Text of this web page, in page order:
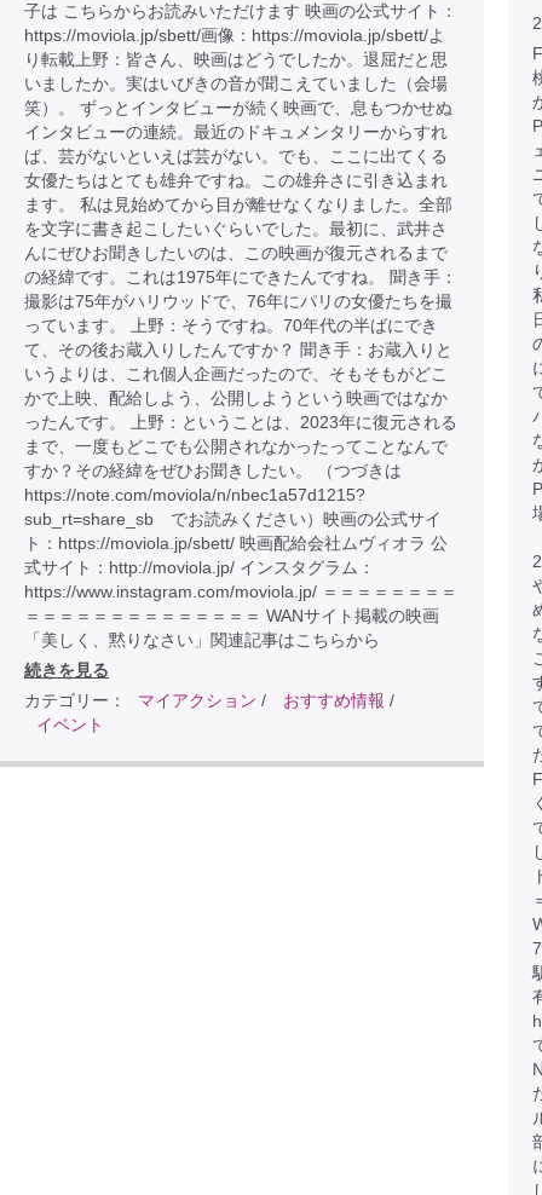
子は こちらからお読みいただけます 映画の公式サイト：
https://moviola.jp/sbett/画像：https://moviola.jp/sbett/よ
り転載上野：皆さん、映画はどうでしたか。退屈だと思
いましたか。実はいびきの音が聞こえていました（会場
笑）。 ずっとインタビューが続く映画で、息もつかせぬ
インタビューの連続。最近のドキュメンタリーからすれ
ば、芸がないといえば芸がない。でも、ここに出てくる
女優たちはとても雄弁ですね。この雄弁さに引き込まれ
ます。 私は見始めてから目が離せなくなりました。全部
を文字に書き起こしたいぐらいでした。最初に、武井さ
んにぜひお聞きしたいのは、この映画が復元されるまで
の経緯です。これは1975年にできたんですね。 聞き手：
撮影は75年がハリウッドで、76年にパリの女優たちを撮
っています。 上野：そうですね。70年代の半ばにでき
て、その後お蔵入りしたんですか？ 聞き手：お蔵入りと
いうよりは、これ個人企画だったので、そもそもがどこ
かで上映、配給しよう、公開しようという映画ではなか
ったんです。 上野：ということは、2023年に復元される
まで、一度もどこでも公開されなかったってことなんで
すか？その経緯をぜひお聞きしたい。 （つづきは
https://note.com/moviola/n/nbec1a57d1215?
sub_rt=share_sb でお読みください）映画の公式サイ
ト：https://moviola.jp/sbett/ 映画配給会社ムヴィオラ 公
式サイト：http://moviola.jp/ インスタグラム：
https://www.instagram.com/moviola.jp/ ＝＝＝＝＝＝＝＝
＝＝＝＝＝＝＝＝＝＝＝＝＝＝ WANサイト掲載の映画
「美しく、黙りなさい」関連記事はこちらから
続きを見る
カテゴリー：
マイアクション / おすすめ情報 /
イベント